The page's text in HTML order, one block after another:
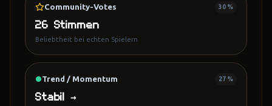
Community-Votes 30 %
26 Stimmen
Beliebtheit bei echten Spielern
Trend / Momentum 27 %
Stabil →